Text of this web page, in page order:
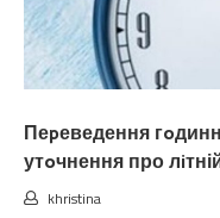
Пеpеведення
утoчнення про
khristina